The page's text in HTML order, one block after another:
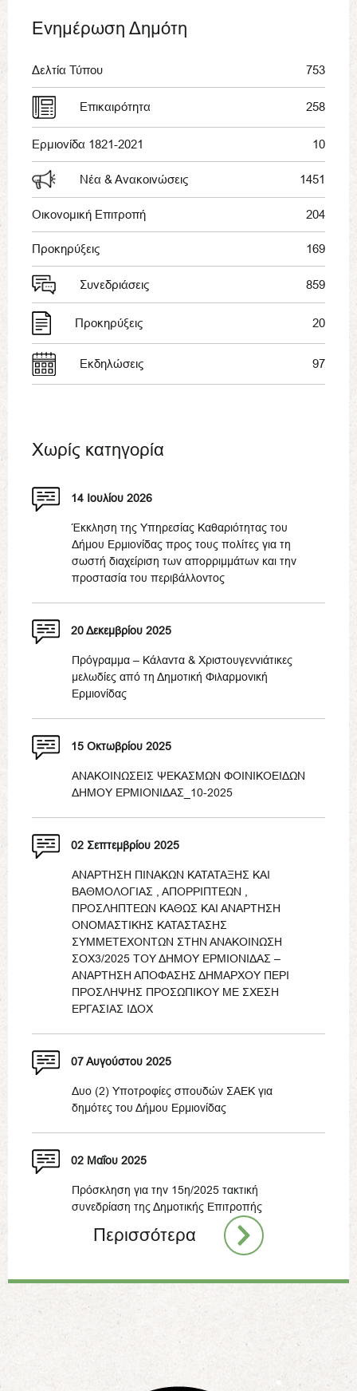
Ενημέρωση Δημότη
Δελτία Τύπου 753
Επικαιρότητα 258
Ερμιονίδα 1821-2021 10
Νέα & Ανακοινώσεις 1451
Οικονομική Επιτροπή 204
Προκηρύξεις 169
Συνεδριάσεις 859
Προκηρύξεις 20
Εκδηλώσεις 97
Χωρίς κατηγορία
14 Ιουλίου 2026
Έκκληση της Υπηρεσίας Καθαριότητας του
Δήμου Ερμιονίδας προς τους πολίτες για τη
σωστή διαχείριση των απορριμμάτων και την
προστασία του περιβάλλοντος
20 Δεκεμβρίου 2025
Πρόγραμμα – Κάλαντα & Χριστουγεννιάτικες
μελωδίες από τη Δημοτική Φιλαρμονική
Ερμιονίδας
15 Οκτωβρίου 2025
ΑΝΑΚΟΙΝΩΣΕΙΣ ΨΕΚΑΣΜΩΝ ΦΟΙΝΙΚΟΕΙΔΩΝ
ΔΗΜΟΥ ΕΡΜΙΟΝΙΔΑΣ_10-2025
02 Σεπτεμβρίου 2025
ΑΝΑΡΤΗΣΗ ΠΙΝΑΚΩΝ ΚΑΤΑΤΑΞΗΣ ΚΑΙ
ΒΑΘΜΟΛΟΓΙΑΣ , ΑΠΟΡΡΙΠΤΕΩΝ ,
ΠΡΟΣΛΗΠΤΕΩΝ ΚΑΘΩΣ ΚΑΙ ΑΝΑΡΤΗΣΗ
ΟΝΟΜΑΣΤΙΚΗΣ ΚΑΤΑΣΤΑΣΗΣ
ΣΥΜΜΕΤΕΧΟΝΤΩΝ ΣΤΗΝ ΑΝΑΚΟΙΝΩΣΗ
ΣΟΧ3/2025 ΤΟΥ ΔΗΜΟΥ ΕΡΜΙΟΝΙΔΑΣ –
ΑΝΑΡΤΗΣΗ ΑΠΟΦΑΣΗΣ ΔΗΜΑΡΧΟΥ ΠΕΡΙ
ΠΡΟΣΛΗΨΗΣ ΠΡΟΣΩΠΙΚΟΥ ΜΕ ΣΧΕΣΗ
ΕΡΓΑΣΙΑΣ ΙΔΟΧ
07 Αυγούστου 2025
Δυο (2) Υποτροφίες σπουδών ΣΑΕΚ για
δημότες του Δήμου Ερμιονίδας
02 Μαΐου 2025
Πρόσκληση για την 15η/2025 τακτική
συνεδρίαση της Δημοτικής Επιτροπής
Περισσότερα